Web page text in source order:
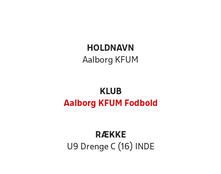
HOLDNAVN
Aalborg KFUM
KLUB
Aalborg KFUM Fodbold
RÆKKE
U9 Drenge C (16) INDE